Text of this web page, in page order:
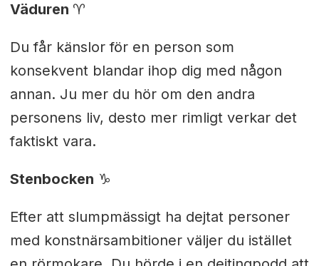
Väduren ♈︎
Du får känslor för en person som
konsekvent blandar ihop dig med någon
annan. Ju mer du hör om den andra
personens liv, desto mer rimligt verkar det
faktiskt vara.
Stenbocken ♑︎
Efter att slumpmässigt ha dejtat personer
med konstnärsambitioner väljer du istället